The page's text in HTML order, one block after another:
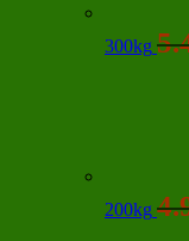
300kg
200kg